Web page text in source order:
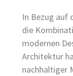
In Bezug auf
die
modernen
Architektur
nachhaltiger